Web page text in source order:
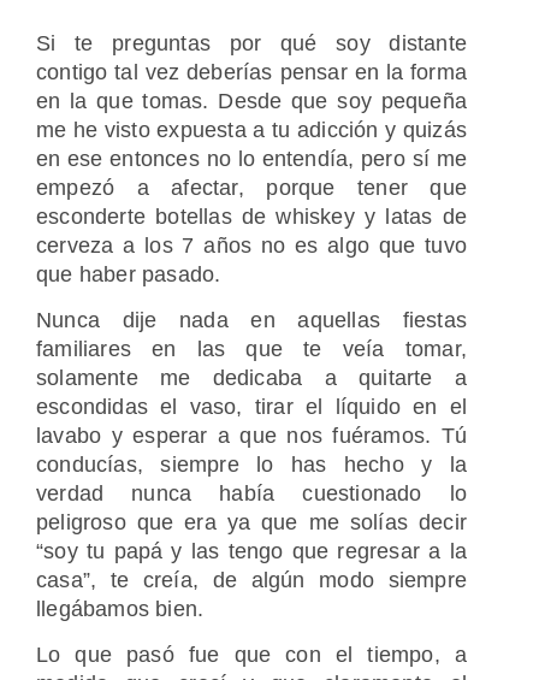
Si te preguntas por qué soy distante
contigo tal vez deberías pensar en la forma
en la que tomas. Desde que soy pequeña
me he visto expuesta a tu adicción y quizás
en ese entonces no lo entendía, pero sí me
empezó a afectar, porque tener que
esconderte botellas de whiskey y latas de
cerveza a los 7 años no es algo que tuvo
que haber pasado.
Nunca dije nada en aquellas fiestas
familiares en las que te veía tomar,
solamente me dedicaba a quitarte a
escondidas el vaso, tirar el líquido en el
lavabo y esperar a que nos fuéramos. Tú
conducías, siempre lo has hecho y la
verdad nunca había cuestionado lo
peligroso que era ya que me solías decir
“soy tu papá y las tengo que regresar a la
casa”, te creía, de algún modo siempre
llegábamos bien.
Lo que pasó fue que con el tiempo, a